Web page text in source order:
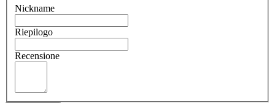
Nickname
Riepilogo
Recensione